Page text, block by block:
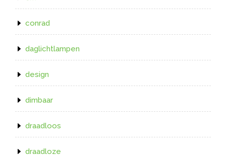
conrad
daglichtlampen
design
dimbaar
draadloos
draadloze